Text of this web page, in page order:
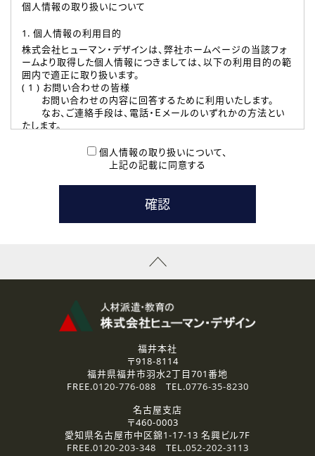
個人情報の取り扱いについて
1. 個人情報の利用目的
株式会社ヒューマン・デザインは、弊社ホームページの当該フォ
ームより取得した個人情報につきましては、以下の利用目的の範
囲内で適正に取り扱います。
( 1 ) お問い合わせの皆様
お問い合わせの内容に回答するために利用いたします。
なお、ご連絡手段は、電話・Ｅメールのいずれかの方法とい
たします。
本登録に関するご連絡および本登録時の参考情報として利
たします。
( 3 ) スタッフ派遣を検討されている企業の皆様
お問い合わせの内容に回答するために利用いたします。
なお、ご連絡手段は、電話・Ｅメールのいずれかの方法とい
資料送付、受講相談に関するご連絡のために利用いたしま
その他、お問い合わせの内容に回答するために利用いたし
なお、ご連絡手段は、電話・Ｅメールのいずれかの方法とい
2.個人情報の第三者提供
ご提供いただいた個人情報は、法令等の規定に従う場合を除き、
3.個人情報の取り扱いの委託
弊社の定める個人情報保護の評価基準を満たした委託先に、個
人情報を委託する場合があります。
個人情報の取り扱いについて、
上記の記載に同意する
福井本社
〒918-8114
福井県福井市羽水2丁目701番地
FREE.0120-776-088 TEL.0776-35-8230
名古屋支店
〒460-0003
愛知県名古屋市中区錦1-17-13 名興ビル7F
FREE.0120-203-348 TEL.052-202-3113